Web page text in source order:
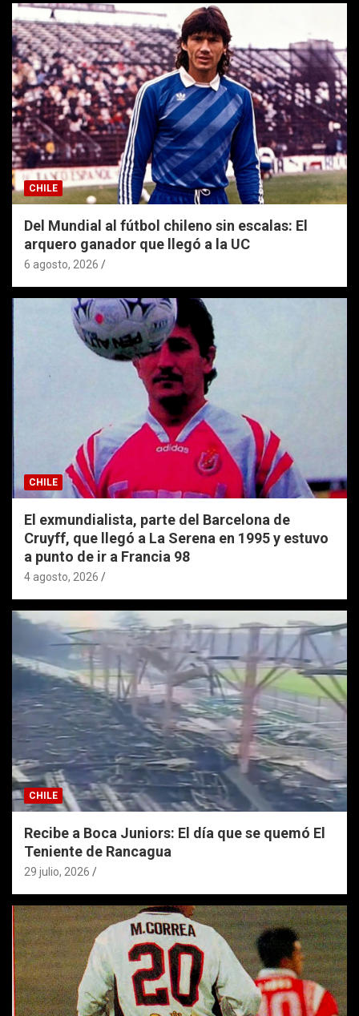
CHILE
Del Mundial al fútbol chileno sin escalas: El
arquero ganador que llegó a la UC
6 agosto, 2026
CHILE
El exmundialista, parte del Barcelona de
Cruyff, que llegó a La Serena en 1995 y estuvo
a punto de ir a Francia 98
4 agosto, 2026
CHILE
Recibe a Boca Juniors: El día que se quemó El
Teniente de Rancagua
29 julio, 2026